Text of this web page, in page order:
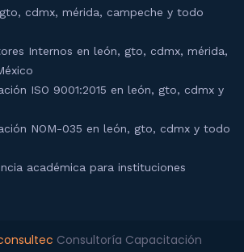
cdmx, mérida, campeche y todo
Internos en león, gto, cdmx, mérida,
ISO 9001:2015 en león, gto, cdmx y
NOM-035 en león, gto, cdmx y todo
académica para instituciones
Consultoría Capacitación